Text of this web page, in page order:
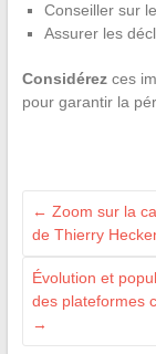
Conseiller sur
Assurer les
Considérezces
pour garantir la
← Zoom sur la
de Thierry
Évolution et
des plateformes
→